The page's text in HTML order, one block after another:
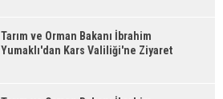
Tarım ve Orman Bakanı İbrahim
Yumaklı'dan Kars Valiliği'ne Ziyaret